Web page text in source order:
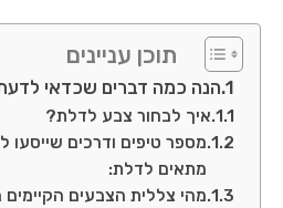
תוכן עניינים
הנה כמה דברים שכדאי
איך לבחור צבע לדלת?
מספר טיפים ודרכים שייסעו
מתאים לדלת:
מהי צללית הצבעים